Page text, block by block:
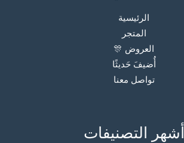
الرئيسية
المتجر
العروض 🎊
أُضيفَ حَديثًا
تواصل معنا
أشهر التصنيفات